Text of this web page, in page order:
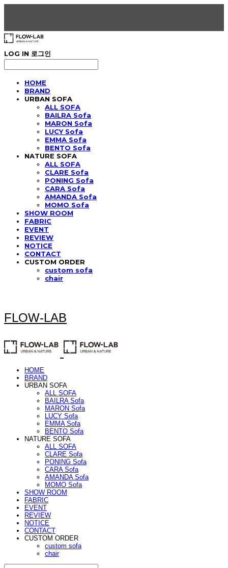
LOG IN 로그인
HOME
BRAND
URBAN SOFA
ALL SOFA
BAILRA Sofa
MARON Sofa
LUCY Sofa
EMMA Sofa
BENTO Sofa
NATURE SOFA
ALL SOFA
CLARE Sofa
PONING Sofa
CARA Sofa
AMANDA Sofa
MOMO Sofa
SHOW ROOM
FABRIC
EVENT
REVIEW
NOTICE
CONTACT
CUSTOM ORDER
custom sofa
chair
FLOW-LAB
HOME
BRAND
URBAN SOFA
ALL SOFA
BAILRA Sofa
MARON Sofa
LUCY Sofa
EMMA Sofa
BENTO Sofa
NATURE SOFA
ALL SOFA
CLARE Sofa
PONING Sofa
CARA Sofa
AMANDA Sofa
MOMO Sofa
SHOW ROOM
FABRIC
EVENT
REVIEW
NOTICE
CONTACT
CUSTOM ORDER
custom sofa
chair